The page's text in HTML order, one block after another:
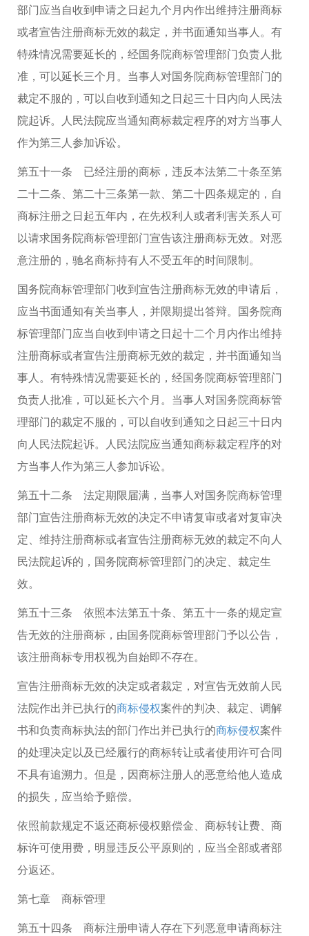
部门应当自收到申请之日起九个月内作出维持注册商标
或者宣告注册商标无效的裁定，并书面通知当事人。有
特殊情况需要延长的，经国务院商标管理部门负责人批
准，可以延长三个月。当事人对国务院商标管理部门的
裁定不服的，可以自收到通知之日起三十日内向人民法
院起诉。人民法院应当通知商标裁定程序的对方当事人
作为第三人参加诉讼。
第五十一条 已经注册的商标，违反本法第二十条至第
二十二条、第二十三条第一款、第二十四条规定的，自
商标注册之日起五年内，在先权利人或者利害关系人可
以请求国务院商标管理部门宣告该注册商标无效。对恶
意注册的，驰名商标持有人不受五年的时间限制。
国务院商标管理部门收到宣告注册商标无效的申请后，
应当书面通知有关当事人，并限期提出答辩。国务院商
标管理部门应当自收到申请之日起十二个月内作出维持
注册商标或者宣告注册商标无效的裁定，并书面通知当
事人。有特殊情况需要延长的，经国务院商标管理部门
负责人批准，可以延长六个月。当事人对国务院商标管
理部门的裁定不服的，可以自收到通知之日起三十日内
向人民法院起诉。人民法院应当通知商标裁定程序的对
方当事人作为第三人参加诉讼。
第五十二条 法定期限届满，当事人对国务院商标管理
部门宣告注册商标无效的决定不申请复审或者对复审决
定、维持注册商标或者宣告注册商标无效的裁定不向人
民法院起诉的，国务院商标管理部门的决定、裁定生
效。
第五十三条 依照本法第五十条、第五十一条的规定宣
告无效的注册商标，由国务院商标管理部门予以公告，
该注册商标专用权视为自始即不存在。
宣告注册商标无效的决定或者裁定，对宣告无效前人民
法院作出并已执行的商标侵权案件的判决、裁定、调解
书和负责商标执法的部门作出并已执行的商标侵权案件
的处理决定以及已经履行的商标转让或者使用许可合同
不具有追溯力。但是，因商标注册人的恶意给他人造成
的损失，应当给予赔偿。
依照前款规定不返还商标侵权赔偿金、商标转让费、商
标许可使用费，明显违反公平原则的，应当全部或者部
分返还。
第七章 商标管理
第五十四条 商标注册申请人存在下列恶意申请商标注